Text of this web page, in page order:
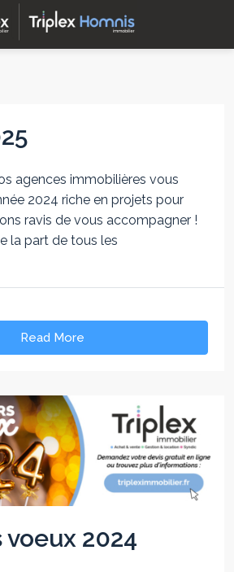
agences immobilières vous
2024 riche en projets pour
ravis de vous accompagner !
la part de tous les
Read More
2024